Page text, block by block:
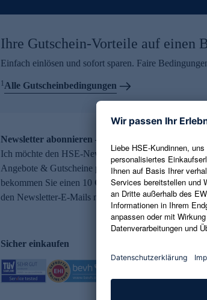
Ihre Gutschein-Vorteile auf einen
Einfach einlösen und sofort sparen. Faire
1Alle Gutscheinbedingungen
Newsletter abonnieren – 10 € Gutschein erhalten
Ich möchte den HSE-Newsletter abonnieren und
Angebote & Gutscheine per E-Mail erhalten. Als
bekommen Sie einen 10 € Gutschein. Eine
den Newsletter-E-Mails möglich.
Sicher einkaufen